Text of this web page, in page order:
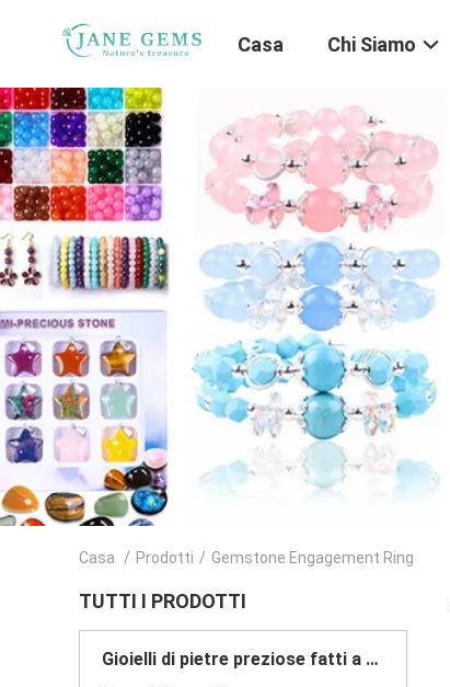
Casa Chi Siamo
Casa / Prodotti / Gemstone Engagement Ring
TUTTI I PRODOTTI
Gioielli di pietre preziose fatti a mano